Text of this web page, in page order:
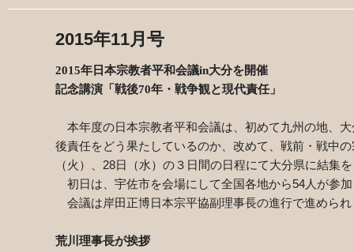
2015年11月号
2015年日本宗教者平和会議in大分を開催
記念講演「戦後70年・戦争観と現代責任」
本年度の日本宗教者平和会議は、初めて九州の地、
後責任をどう果たしているのか、改めて、戦前・戦中
（火）、28日（水）の３日間の日程にて大分県に結集
初日は、宇佐市を会場にして全国各地から54人が参
会議は岸田正博日本宗平協副理事長の進行で進められ
荒川理事長が挨拶